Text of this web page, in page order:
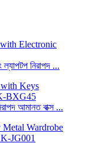
ল্যাপটপ নিরাপদ ...
আমানত বাক্স ...